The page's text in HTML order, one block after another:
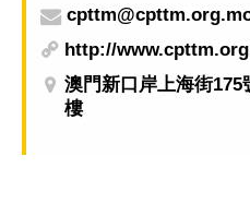
http://
澳門新口岸上海街
樓